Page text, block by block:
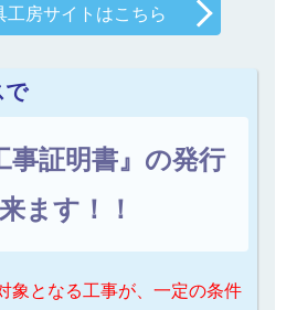
房サイトはこちら
で
事証明書』の発行
ます！！
象となる工事が、一定の条件